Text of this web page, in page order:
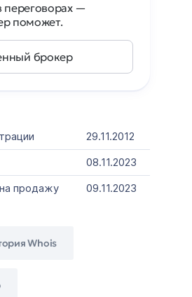
29.11.2012
08.11.2023
продажу
09.11.2023
Whois
—
поможет.
брокер